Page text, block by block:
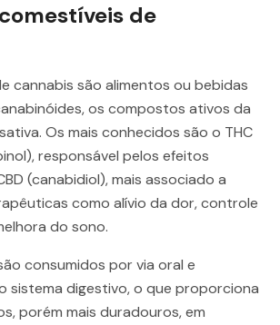
de
cannabis são alimentos ou bebidas
os compostos ativos da
Os mais conhecidos são o THC
responsável pelos efeitos
(canabidiol), mais associado a
como alívio da dor, controle
do sono.
consumidos por via oral e
sistema digestivo, o que proporciona
porém mais duradouros, em